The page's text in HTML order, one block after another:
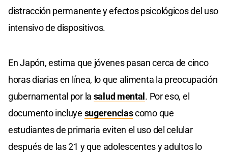
distracción permanente y efectos psicológicos del uso
intensivo de dispositivos.
En Japón, estima que jóvenes pasan cerca de cinco
horas diarias en línea, lo que alimenta la preocupación
gubernamental por la salud mental. Por eso, el
documento incluye sugerenciascomo que
estudiantes de primaria eviten el uso del celular
después de las 21 y que adolescentes y adultos lo